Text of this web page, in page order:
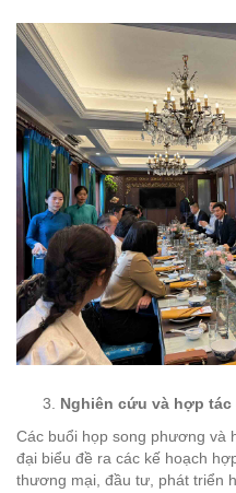
Nghiên cứu và hợp
Các buổi họp song phương và
đại biểu đề ra các kế hoạch
thương mại, đầu tư, phát triển